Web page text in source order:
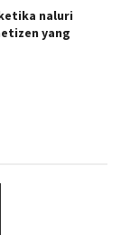
naluri
yang